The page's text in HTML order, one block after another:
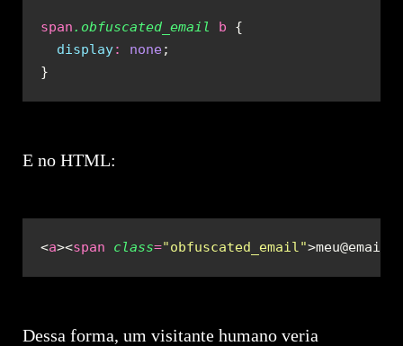
span .obfuscated_email b
  display
: none
E no HTML:
<a><span class="obfuscated_email ">meu@email<
Dessa forma, um visitante humano veria